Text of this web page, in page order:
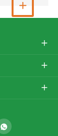
Voir plus




